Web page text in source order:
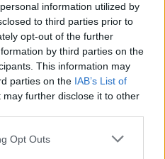
information utilized by
to third parties prior to
opt-out of the further
by third parties on the
This information may
parties on the IAB’s List of
may further disclose it to other
uses one or more Google
Opt Outs
οδηγήστε την στην
που σας
Η λίστα των
«ΓΙΝΕ